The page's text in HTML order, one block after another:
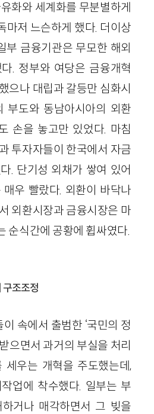
화와 세계화를 무분별하게
마저 느슨하게 했다. 더이상
부 금융기관은 무모한 해외
. 정부와 여당은 금융개혁
으나 대립과 갈등만 심화시
부도와 동남아시아의 외환
손을 놓고만 있었다. 마침
투자자들이 한국에서 자금
. 단기성 외채가 쌓여 있어
우 빨랐다. 외환이 바닥나
외환시장과 금융시장은 마
순식간에 공황에 휩싸였다.
구조조정
속에서 출범한 ‘국민의 정
으면서 과거의 부실을 처리
세우는 개혁을 주도했는데,
업에 착수했다. 일부는 부
거나 매각하면서 그 빚을